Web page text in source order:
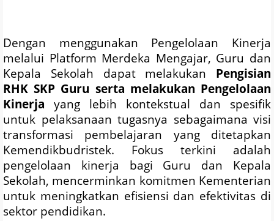
Dengan menggunakan Pengelolaan Kinerja
melalui Platform Merdeka Mengajar, Guru dan
Kepala Sekolah dapat melakukan Pengisian
RHK SKP Guru serta melakukan Pengelolaan
Kinerja yang lebih kontekstual dan spesifik
untuk pelaksanaan tugasnya sebagaimana visi
transformasi pembelajaran yang ditetapkan
Kemendikbudristek. Fokus terkini adalah
pengelolaan kinerja bagi Guru dan Kepala
Sekolah, mencerminkan komitmen Kementerian
untuk meningkatkan efisiensi dan efektivitas di
sektor pendidikan.